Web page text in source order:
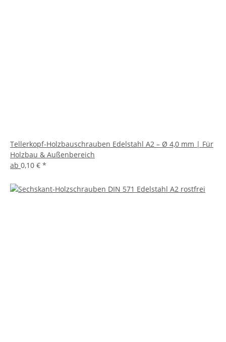
Tellerkopf-Holzbauschrauben Edelstahl A2 – Ø 4,0 mm | Für
Holzbau & Außenbereich
ab 0,10 € *